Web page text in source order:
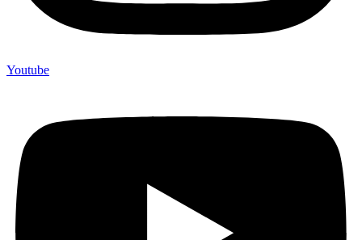
Youtube